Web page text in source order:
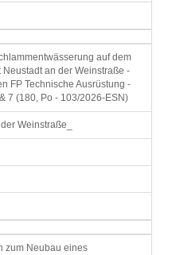
auf dem
Neustadt an der Weinstraße -
FP Technische Ausrüstung -
7 (180, Po - 103/2026-ESN)
Weinstraße_
zum Neubau eines